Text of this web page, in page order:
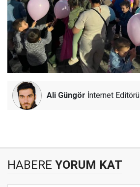
Ali Güngör İnternet Editörü
HABERE YORUM KAT